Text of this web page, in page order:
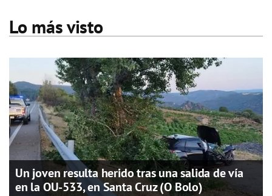
Lo más visto
Un joven resulta herido tras una salida de vía
en la OU-533, en Santa Cruz (O Bolo)